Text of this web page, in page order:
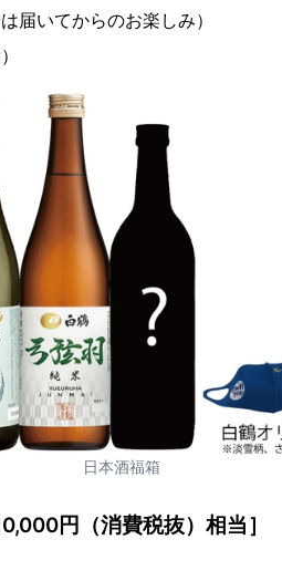
いてからのお楽しみ）
日本酒福箱
円（消費税抜）相当］